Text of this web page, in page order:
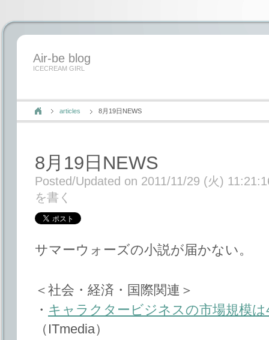
Air-be blog
ICECREAM GIRL
articles 8月19日NEWS
8月19日NEWS
Posted/Updated on 2011/11/29 (火)
を書く
サマーウォーズの小説が届かない。
＜社会・経済・国際関連＞
・ キャラクタービジネスの市場規模
（ITmedia）